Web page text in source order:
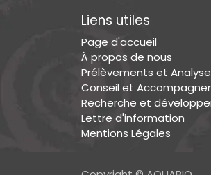
Liens utiles
Page d'accueil
À propos de nous
Prélèvements et
Conseil et
Recherche et
Lettre d'information
Mentions Légales